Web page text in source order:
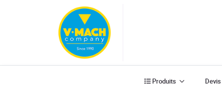
Produits
Produits